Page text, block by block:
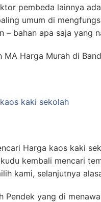
pembeda lainnya
umum di
– bahan apa saja yang
MA Harga Murah di
Harga kaos kaki
kembali mencari
kami, selanjutnya
Pendek yang di